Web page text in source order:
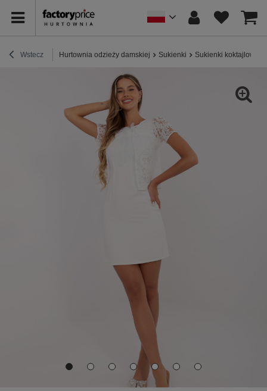
Wstecz Hurtownia odzieży damskiej Sukienki Sukienki koktajlowe /